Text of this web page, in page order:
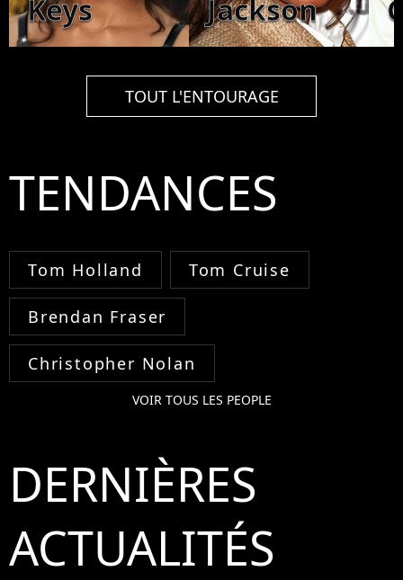
Keys Jackson
TOUT L'ENTOURAGE
TENDANCES
Tom Holland Tom Cruise
Brendan Fraser
Christopher Nolan
VOIR TOUS LES PEOPLE
DERNIÈRES
ACTUALITÉS